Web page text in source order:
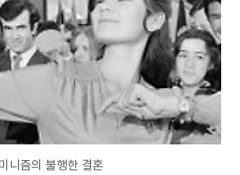
보고 있는 것이죠. 그런데 맑스주의를 고수한다 해
니즘의 불행한 결혼